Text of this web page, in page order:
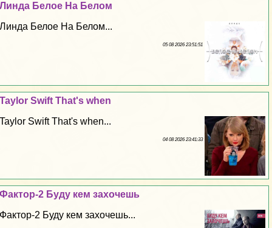
Линда Белое На Белом
Линда Белое На Белом...
05 08 2026 23:51:51
Taylor Swift That's when
Taylor Swift That's when...
04 08 2026 23:41:33
Фактор-2 Буду кем захочешь
Фактор-2 Буду кем захочешь...